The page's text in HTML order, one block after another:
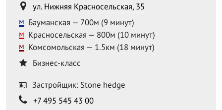
ул. Нижняя Красносельская, 35
м Бауманская — 700м (9 минут)
м Красносельская — 800м (10 минут)
м Комсомольская — 1.5км (18 минут)
Бизнес-класс
Застройщик: Stone hedge
+7 495 545 43 00